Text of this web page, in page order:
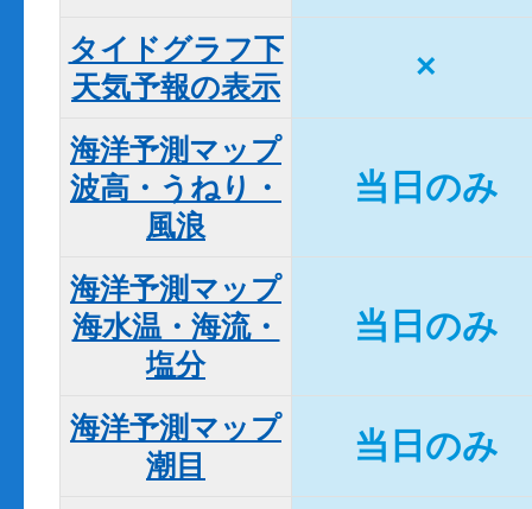
タイドグラフ下
天気予報の表示
×
海洋予測マップ
波高・うねり・
風浪
当日のみ
海洋予測マップ
海水温・海流・
塩分
当日のみ
海洋予測マップ
潮目
当日のみ